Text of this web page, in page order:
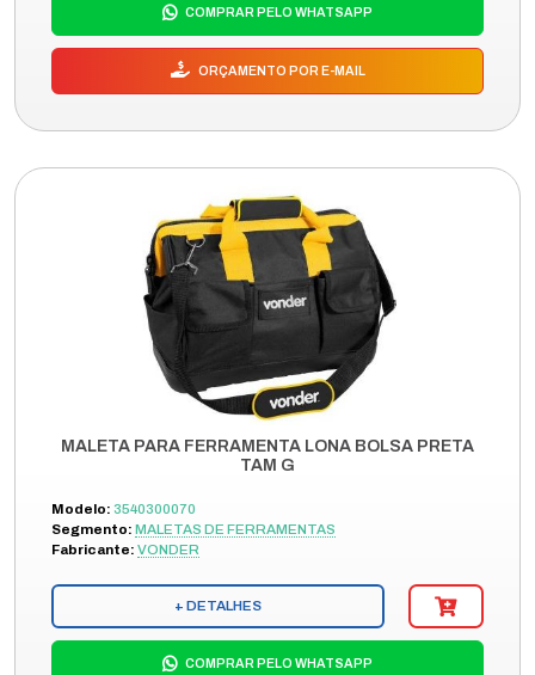
COMPRAR PELO WHATSAPP
ORÇAMENTO POR E-MAIL
MALETA PARA FERRAMENTA LONA BOLSA PRETA
TAM G
Modelo: 3540300070
Segmento: MALETAS DE FERRAMENTAS
Fabricante: VONDER
+ DETALHES
COMPRAR PELO WHATSAPP